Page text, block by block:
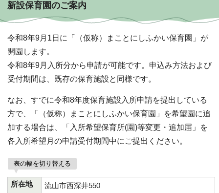
新設保育園のご案内
令和8年9月1日に「（仮称）まことにしふかい保育園」が
開園します。
令和8年9月入所分から申請が可能です。申込み方法および
受付期間は、既存の保育施設と同様です。
なお、すでに令和8年度保育施設入所申請を提出している
方で、「（仮称）まことにしふかい保育園」を希望園に追
加する場合は、「入所希望保育所(園)等変更・追加届」を
各入所希望月の申請受付期間中にご提出ください。
表の幅を切り替える
所在地
流山市西深井550